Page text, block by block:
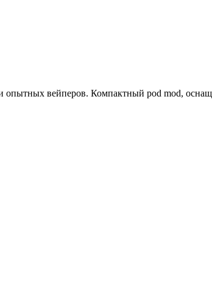
вейперов. Компактный pod mod,